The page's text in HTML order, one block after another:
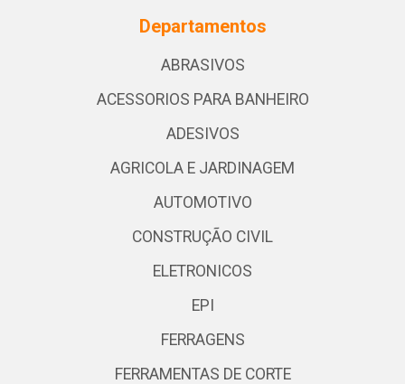
Departamentos
ABRASIVOS
ACESSORIOS PARA BANHEIRO
ADESIVOS
AGRICOLA E JARDINAGEM
AUTOMOTIVO
CONSTRUÇÃO CIVIL
ELETRONICOS
EPI
FERRAGENS
FERRAMENTAS DE CORTE